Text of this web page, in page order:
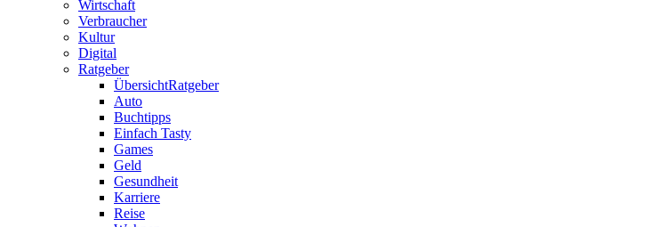
Wirtschaft
Verbraucher
Kultur
Digital
Ratgeber
ÜbersichtRatgeber
Auto
Buchtipps
Einfach Tasty
Games
Geld
Gesundheit
Karriere
Reise